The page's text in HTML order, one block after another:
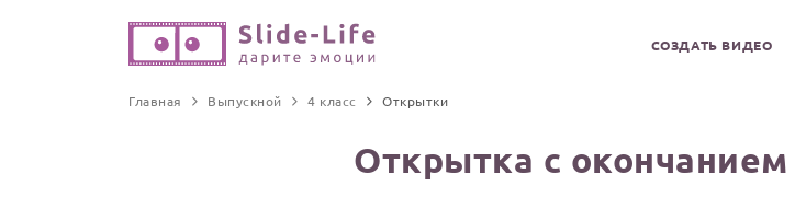
СОЗДАТЬ ВИДЕО
Главная Выпускной 4 класс Открытки
Открытка с